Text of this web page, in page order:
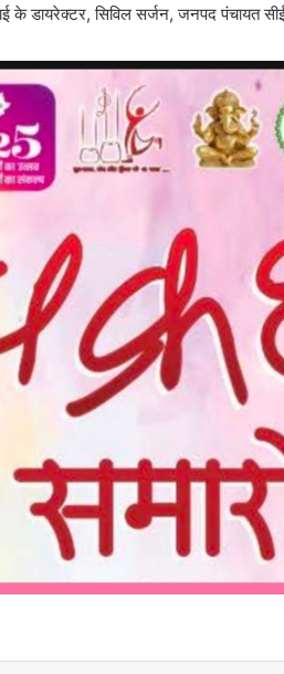
के डायरेक्टर, सिविल सर्जन, जनपद पंचायत